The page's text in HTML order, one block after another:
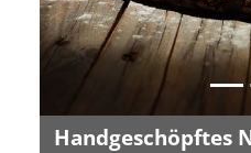
Handgeschöpftes